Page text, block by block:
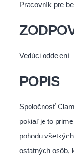
Pracovník pre
Vedúci oddelení
POPIS
Spoločnosť
pokiaľ je to
pohodu
ostatných osôb,